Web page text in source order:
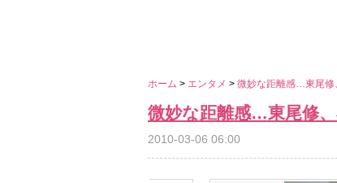
ホーム > エンタメ > 微妙な距離感…東尾修
微妙な距離感…東尾修、
2010-03-06 06:00